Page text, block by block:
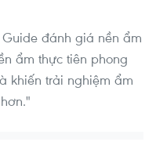
đánh giá nền ẩm
ẩm thực tiên phong
khiến trải nghiệm ẩm